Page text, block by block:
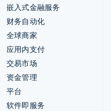
嵌入式金融服务
财务自动化
全球商家
应用内支付
交易市场
资金管理
平台
软件即服务